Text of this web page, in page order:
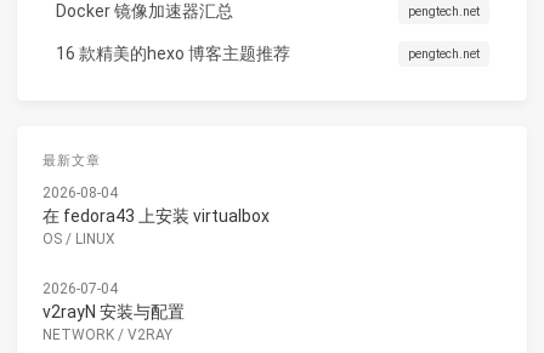
Docker 镜像加速器汇总 pengtech.net
16 款精美的hexo 博客主题推荐 pengtech.net
最新文章
2026-08-04
在 fedora43 上安装 virtualbox
OS / LINUX
2026-07-04
v2rayN 安装与配置
NETWORK / V2RAY